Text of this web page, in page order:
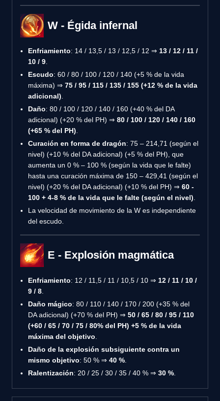
W - Égida infernal
Enfriamiento: 14 / 13,5 / 13 / 12,5 / 12 ⇒ 13 / 12 / 11 /
10 / 9
Escudo: 60 / 80 / 100 / 120 / 140 (+5 % de la vida
máxima) ⇒ 75 / 95 / 115 / 135 / 155 (+12 % de la vida
adicional)
Daño: 80 / 100 / 120 / 140 / 160 (+40 % del DA
adicional) (+20 % del PH) ⇒ 80 / 100 / 120 / 140 / 160
(+65 % del PH)
Curación en forma de dragón: 75 – 214,71 (según el
nivel) (+10 % del DA adicional) (+5 % del PH), que
aumenta un 0 % – 100 % (según la vida que le falte)
hasta una curación máxima de 150 – 429,41 (según el
nivel) (+20 % del DA adicional) (+10 % del PH) ⇒ 60 -
100 + 4-8 % de la vida que le falte (según el nivel)
La velocidad de movimiento de la W es independiente
del escudo.
E - Explosión magmática
Enfriamiento: 12 / 11,5 / 11 / 10,5 / 10 ⇒ 12 / 11 / 10 /
9 / 8
Daño mágico: 80 / 110 / 140 / 170 / 200 (+35 % del
DA adicional) (+70 % del PH) ⇒ 50 / 65 / 80 / 95 / 110
(+60 / 65 / 70 / 75 / 80% del PH) +5 % de la vida
máxima del objetivo
Daño de la explosión subsiguiente contra un
mismo objetivo: 50 % ⇒ 40 %
Ralentización: 20 / 25 / 30 / 35 / 40 % ⇒ 30 %